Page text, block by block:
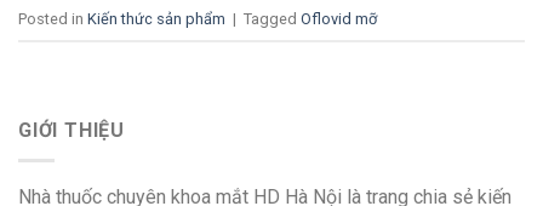
Posted in Kiến thức sản phẩm | Tagged Oflovid mỡ
GIỚI THIỆU
Nhà thuốc chuyên khoa mắt HD Hà Nội là trang chia sẻ kiến